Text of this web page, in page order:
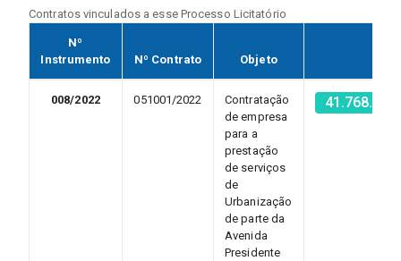
Contratos vinculados a esse Processo Licitatório
Nº
Instrumento
Nº Contrato Objeto
008/2022 051001/2022
Contratação
de empresa
para a
prestação
de serviços
de
Urbanização
de parte da
Avenida
Presidente